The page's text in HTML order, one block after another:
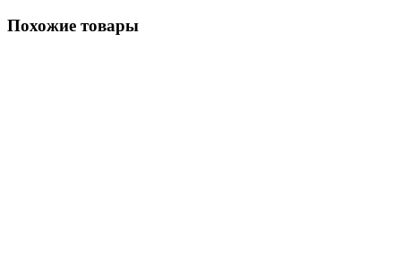
Похожие товары